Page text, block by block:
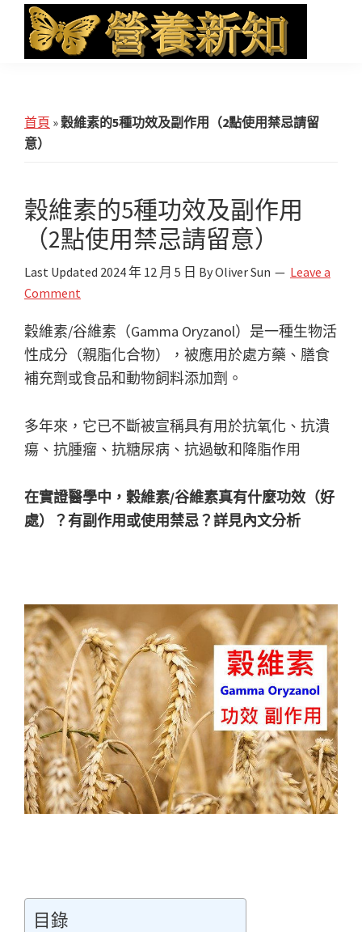
main
primary
footer
知
and
iHerb
首頁 »穀維素的5種功效及副作用（2點使用禁忌請留
意）
穀維素的5種功效及副作用
（2點使用禁忌請留意）
Last Updated 2024 年 12 月 5 日 ByOliver Sun
Leave a
Comment
穀維素/谷維素（Gamma Oryzanol）是一種生物活
性成分（親脂化合物），被應用於處方藥、膳食
補充劑或食品和動物飼料添加劑。
多年來，它已不斷被宣稱具有用於抗氧化、抗潰
瘍、抗腫瘤、抗糖尿病、抗過敏和降脂作用
在實證醫學中，穀維素/谷維素真有什麼功效（好
處）？有副作用或使用禁忌？詳見內文分析
目錄